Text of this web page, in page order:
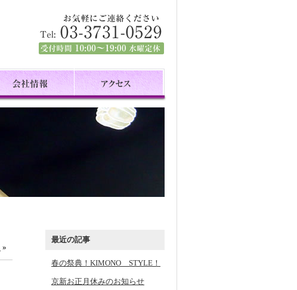
»
最近の記事
春の祭典！KIMONO STYLE！
京新お正月休みのお知らせ